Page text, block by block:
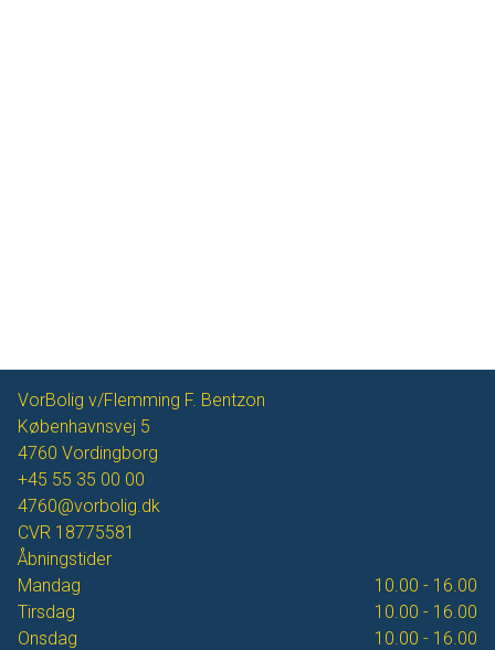
VorBolig v/Flemming F. Bentzon
Københavnsvej 5
4760 Vordingborg
+45 55 35 00 00
4760@vorbolig.dk
CVR 18775581
Åbningstider
Mandag
10.00 - 16.00
Tirsdag
10.00 - 16.00
Onsdag
10.00 - 16.00